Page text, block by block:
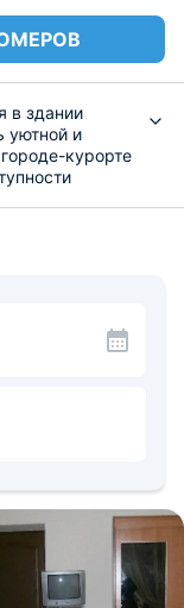
в здании
уютной и
курорте
и
или номер